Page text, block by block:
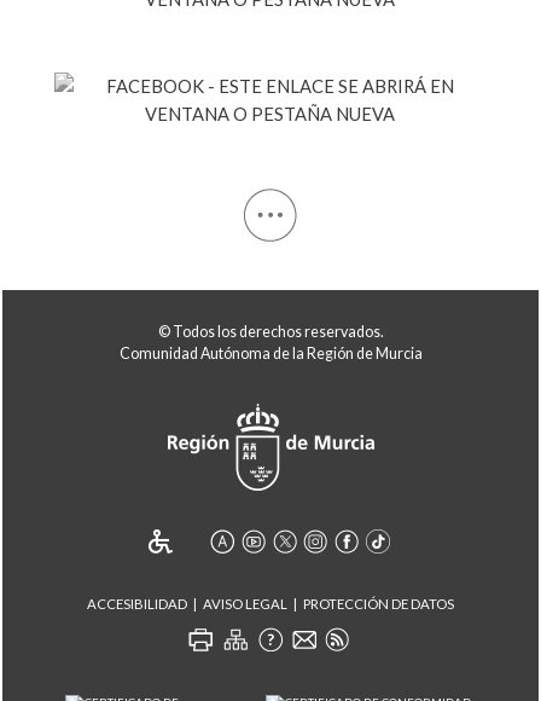
© Todos los derechos reservados.
Comunidad Autónoma de la Región de Murcia
ACCESIBILIDAD AVISO LEGAL PROTECCIÓN DE DATOS